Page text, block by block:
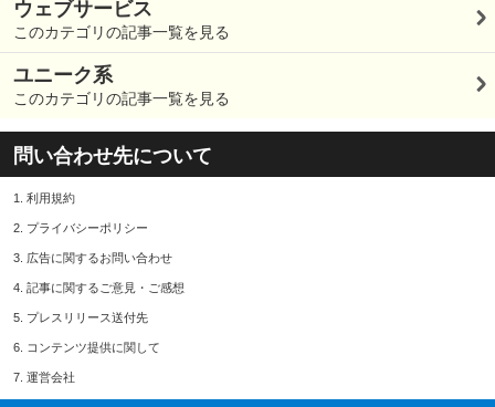
ウェブサービス
このカテゴリの記事一覧を見る
ユニーク系
このカテゴリの記事一覧を見る
問い合わせ先について
1. 利用規約
2. プライバシーポリシー
3. 広告に関するお問い合わせ
4. 記事に関するご意見・ご感想
5. プレスリリース送付先
6. コンテンツ提供に関して
7. 運営会社